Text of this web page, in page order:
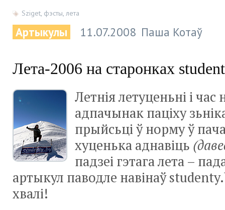
Sziget фэсты лета
Артыкулы 11.07.2008 Паша Котаў
Лета-2006 на старонках
Летнія летуценьні і
адпачынак паціху
прыйсьці ў норму ў
хуценька аднавіць
падзеі гэтага лета –
артыкул паводле навінаў
хвалі!